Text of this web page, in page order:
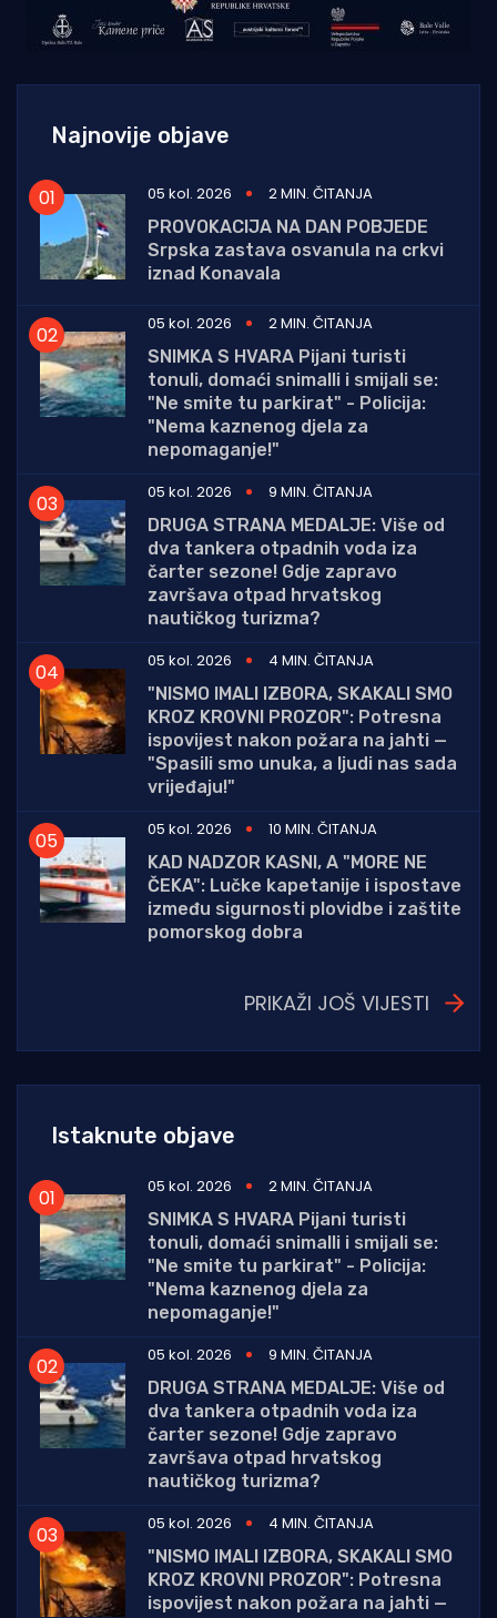
Najnovije objave
05 kol. 2026
2 MIN. ČITANJA
PROVOKACIJA NA DAN POBJEDE
Srpska zastava osvanula na crkvi
iznad Konavala
05 kol. 2026
2 MIN. ČITANJA
SNIMKA S HVARA Pijani turisti
tonuli, domaći snimalli i smijali se:
"Ne smite tu parkirat" - Policija:
"Nema kaznenog djela za
nepomaganje!"
05 kol. 2026
9 MIN. ČITANJA
DRUGA STRANA MEDALJE: Više od
dva tankera otpadnih voda iza
čarter sezone! Gdje zapravo
završava otpad hrvatskog
nautičkog turizma?
05 kol. 2026
4 MIN. ČITANJA
"NISMO IMALI IZBORA, SKAKALI SMO
KROZ KROVNI PROZOR": Potresna
ispovijest nakon požara na jahti —
"Spasili smo unuka, a ljudi nas sada
vrijeđaju!"
05 kol. 2026
10 MIN. ČITANJA
KAD NADZOR KASNI, A "MORE NE
ČEKA": Lučke kapetanije i ispostave
između sigurnosti plovidbe i zaštite
pomorskog dobra
PRIKAŽI JOŠ VIJESTI
Istaknute objave
05 kol. 2026
2 MIN. ČITANJA
SNIMKA S HVARA Pijani turisti
tonuli, domaći snimalli i smijali se:
"Ne smite tu parkirat" - Policija:
"Nema kaznenog djela za
nepomaganje!"
05 kol. 2026
9 MIN. ČITANJA
DRUGA STRANA MEDALJE: Više od
dva tankera otpadnih voda iza
čarter sezone! Gdje zapravo
završava otpad hrvatskog
nautičkog turizma?
05 kol. 2026
4 MIN. ČITANJA
"NISMO IMALI IZBORA, SKAKALI SMO
KROZ KROVNI PROZOR": Potresna
ispovijest nakon požara na jahti —